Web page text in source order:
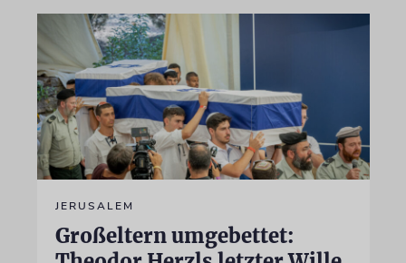
JERUSALEM
Großeltern umgebettet: